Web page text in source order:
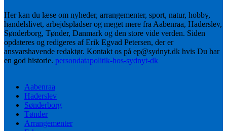
Her kan du læse om nyheder, arrangementer, sport, natur, hobby,
handelslivet, arbejdspladser og meget mere fra Aabenraa, Haderslev,
Sønderborg, Tønder, Danmark og den store vide verden. Siden
opdateres og redigeres af Erik Egvad Petersen, der er
ansvarshavende redaktør. Kontakt os på ep@sydnyt.dk hvis Du har
en god historie. persondatapolitik-hos-sydnyt-dk
Aabenraa
Haderslev
Sønderborg
Tønder
Arrangementer